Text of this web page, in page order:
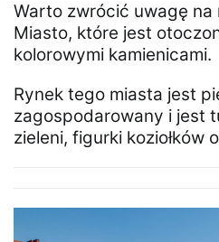
Warto zwrócić uwagę na
Miasto, które jest
kolorowymi kamienicami.
Rynek tego miasta jest
zagospodarowany i jest
zieleni, figurki koziołków